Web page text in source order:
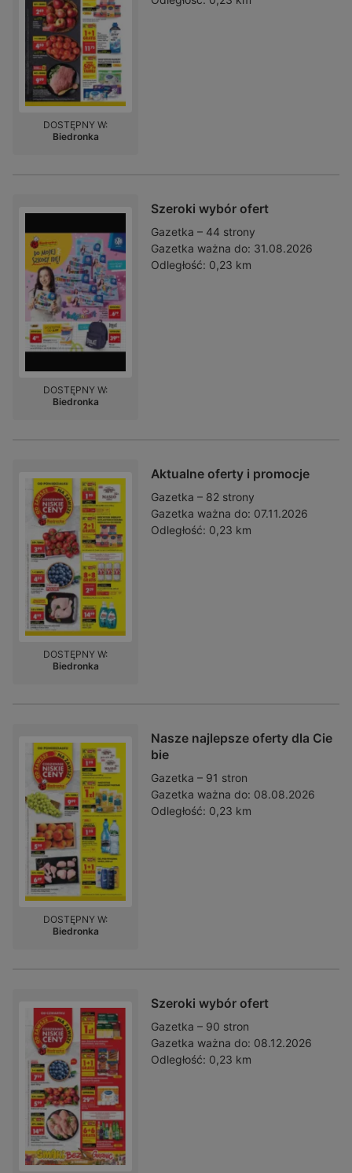
DOSTĘPNY W:
Biedronka
Szeroki wybór ofert
Gazetka – 44 strony
Gazetka ważna do: 31.08.2026
Odległość: 0,23 km
DOSTĘPNY W:
Biedronka
Aktualne oferty i promocje
Gazetka – 82 strony
Gazetka ważna do: 07.11.2026
Odległość: 0,23 km
DOSTĘPNY W:
Biedronka
Nasze najlepsze oferty dla Cie
bie
Gazetka – 91 stron
Gazetka ważna do: 08.08.2026
Odległość: 0,23 km
DOSTĘPNY W:
Biedronka
Szeroki wybór ofert
Gazetka – 90 stron
Gazetka ważna do: 08.12.2026
Odległość: 0,23 km